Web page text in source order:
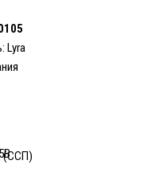
Lyra
(ССП)